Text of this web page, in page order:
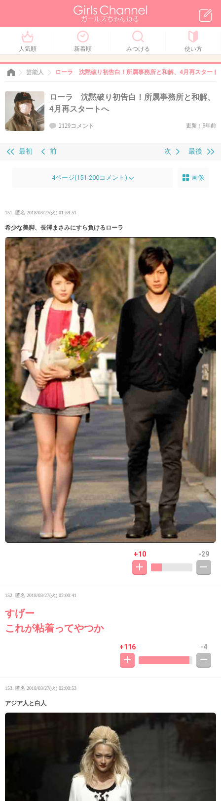
人気順 新着順 みつける 使い方
芸能人 ローラ 沈黙破り初告白！所属事務所と和解、4月再スタート
ローラ 沈黙破り初告白！所属事務所と和解、
4月再スタートへ
2129コメント 更新：8年前
最初 前 最後
次
4ページ(151-200コメント) 画像
151. 匿名 2018/03/27(火) 01:59:51
希少な美脚、長澤まさみにすら負けるローラ
+10 -29
152. 匿名 2018/03/27(火) 02:00:41
すげー
これが粘着ってやつか
+116 -4
153. 匿名 2018/03/27(火) 02:00:53
アジア人と白人